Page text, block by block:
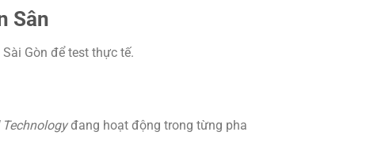
Sân
Gòn để test thực tế.
đang hoạt động trong từng pha